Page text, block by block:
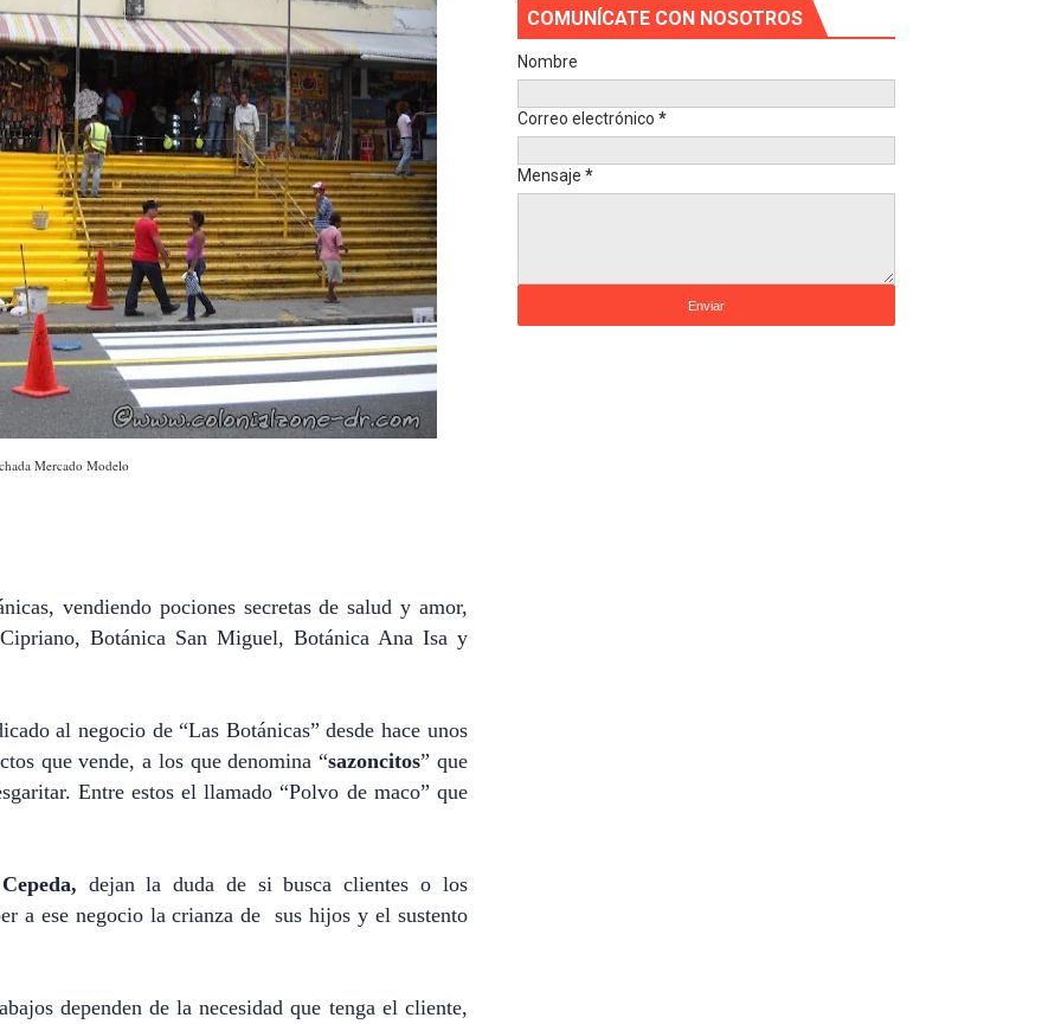
Mercado Modelo
vendiendo pociones secretas de salud y amor,
Botánica San Miguel, Botánica Ana Isa y
al negocio de “Las Botánicas” desde hace unos
que vende, a los que denomina “sazoncitos” que
Entre estos el llamado “Polvo de maco” que
dejan la duda de si busca clientes o los
a ese negocio la crianza de
sus hijos y el sustento
dependen de la necesidad que tenga el cliente,
COMUNÍCATE CON NOSOTROS
Nombre
Correo electrónico *
Mensaje *